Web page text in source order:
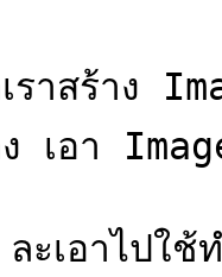
ราสร้าง
ง เอา
เอาไปใช้